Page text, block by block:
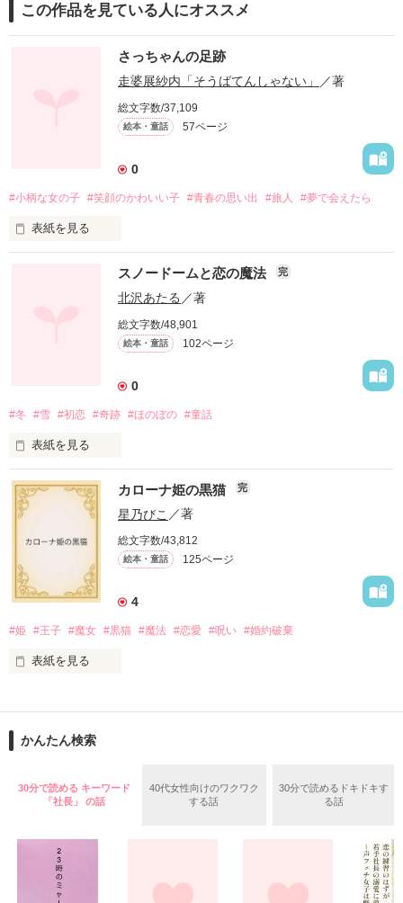
この作品を見ている人にオススメ
さっちゃんの足跡
走婆展紗内「そうばてんしゃない」 ／著
総文字数/37,109
絵本・童話 57ページ
0
#小柄な女の子 #笑顔のかわいい子 #青春の思い出 #旅人 #夢で会えたら
表紙を見る
遠い遠い星の国へ。
ぼくのことは覚えているかな？
いつかまた会えるかな？
好きだったよ　さっちゃん。
作品を読む
スノードームと恋の魔法 完
北沢あたる ／著
総文字数/48,901
絵本・童話 102ページ
0
#冬 #雪 #初恋 #奇跡 #ほのぼの #童話
表紙を見る
～寒い冬の日に心が温まるお話をお送りします～
その子の名前はミライちゃんといった。
どんな字を書くのか、それが本当の名前なのかも確かではなか
プレゼントは物だけじゃないって僕は思うんだ。
君とこうして何気なく話してる今も、僕にとってはプレゼント
なんだよ。
カローナ姫の黒猫 完
星乃びこ ／著
総文字数/43,812
絵本・童話 125ページ
4
#姫 #王子 #魔女 #黒猫 #魔法 #恋愛 #呪い #婚約破棄
表紙を見る
とある国のちょっと変わったお姫様と、
甘く切ない恋の物語。
かんたん検索
30分で読める キーワード
「社長」 の話
40代女性向けのワクワク
する話
30分で読めるドキドキす
る話